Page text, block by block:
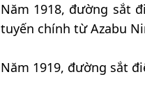
Năm 1918, đường sắt
tuyến chính từ Azabu
Năm 1919, đường sắt